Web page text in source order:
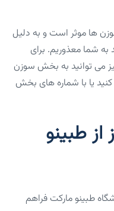
ها موثر است و به دلیل
به شما معذوریم. برای
می توانید به بخش سوزن
یا با شماره های بخش
از طبینو
طبینو مارکت فراهم